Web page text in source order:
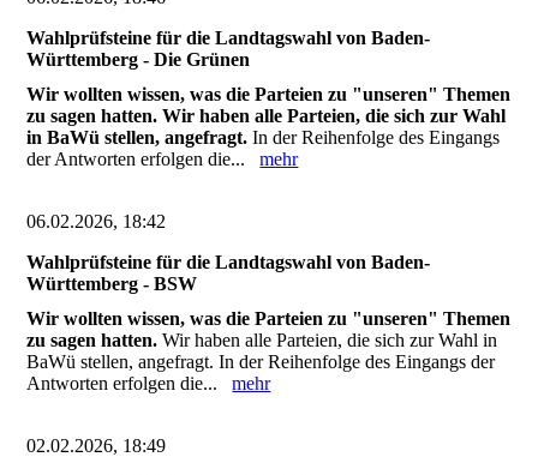
Wahlprüfsteine für die Landtagswahl von Baden-
Württemberg - Die Grünen
Wir wollten wissen, was die Parteien zu "unseren" Themen
zu sagen hatten. Wir haben alle Parteien, die sich zur Wahl
in BaWü stellen, angefragt. In der Reihenfolge des Eingangs
der Antworten erfolgen die...mehr
06.02.2026, 18:42
Wahlprüfsteine für die Landtagswahl von Baden-
Württemberg - BSW
Wir wollten wissen, was die Parteien zu "unseren" Themen
zu sagen hatten. Wir haben alle Parteien, die sich zur Wahl in
BaWü stellen, angefragt. In der Reihenfolge des Eingangs der
Antworten erfolgen die...mehr
02.02.2026, 18:49